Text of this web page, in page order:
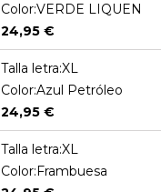
Color:VERDE LIQUEN
24,95 €
Talla letra:XL
Color:Azul Petróleo
24,95 €
Talla letra:XL
Color:Frambuesa